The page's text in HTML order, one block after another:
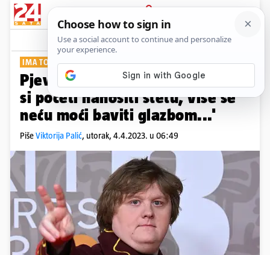
PRIJAVA
Show Komentari
IMA TOURETTEOV SINDROM
Pjevač Capaldi o bolesti: 'Ako ću
si početi nanositi štetu, više se
neću moći baviti glazbom...'
PišeViktorija Palić, utorak, 4.4.2023. u 06:49